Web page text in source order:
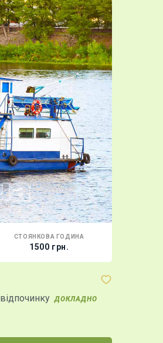
СТОЯНКОВА ГОДИНА
1500 грн.
ДОКЛАДНО